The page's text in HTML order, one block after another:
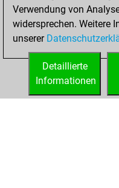
2020
your
Verwendung von
widersprechen. Weitere
unserer
Detaillierte
Informationen